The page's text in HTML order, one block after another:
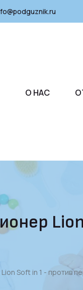
О НАС
Lion
Soft in 1 - против